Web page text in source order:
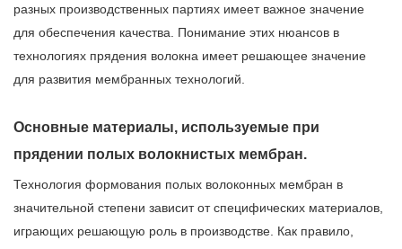
разных производственных партиях имеет важное значение
для обеспечения качества. Понимание этих нюансов в
технологиях прядения волокна имеет решающее значение
для развития мембранных технологий.
Основные материалы, используемые при
прядении полых волокнистых мембран.
Технология формования полых волоконных мембран в
значительной степени зависит от специфических материалов,
играющих решающую роль в производстве. Как правило,